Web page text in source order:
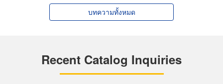
บทความทั้งหมด
Recent Catalog Inquiries